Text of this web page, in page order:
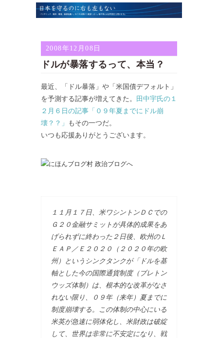
2008年12月08日
ドルが暴落するって、本当？
最近、「ドル暴落」や「米国債デフォルト」
を予測する記事が増えてきた。
田中宇氏の１
２月６日の記事「０９年夏までにドル崩
壊？？」
もその一つだ。
いつも応援ありがとうございます。
１１月１７日、米ワシントンＤＣでの
Ｇ２０金融サミットが具体的成果をあ
げられずに終わった２日後、欧州のＬ
ＥＡＰ／Ｅ２０２０（２０２０年の欧
州）というシンクタンクが「ドルを基
軸とした今の国際通貨制度（ブレトン
ウッズ体制）は、根本的な改革がなさ
れない限り、０９年（来年）夏までに
制度崩壊する。この体制の中心にいる
米英が急速に弱体化し、米財政は破綻
して、世界は非常に不安定になり、戦